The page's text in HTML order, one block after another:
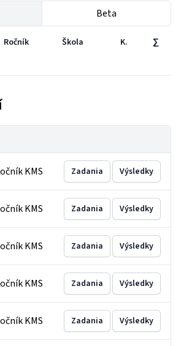
Beta
Ročník Škola K. ∑
KMS Zadania Výsledky
KMS Zadania Výsledky
KMS Zadania Výsledky
KMS Zadania Výsledky
KMS Zadania Výsledky